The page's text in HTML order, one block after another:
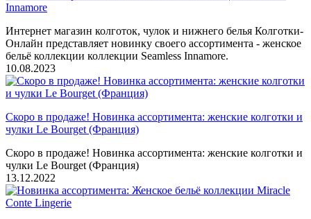
Innamore
Интернет магазин колготок, чулок и нижнего белья Колготки-
Онлайн представляет новинку своего ассортимента - женское
бельё коллекции коллекции Seamless Innamore.
10.08.2023
Скоро в продаже! Новинка ассортимента: женские колготки и
чулки Le Bourget (Франция)
Скоро в продаже! Новинка ассортимента: женские колготки и
чулки Le Bourget (Франция)
13.12.2022